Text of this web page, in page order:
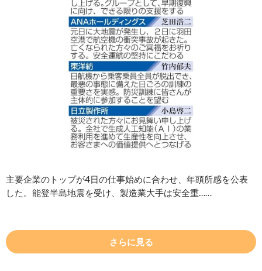
主要企業のトップが4日の仕事始めに合わせ、年頭所感を公表
した。能登半島地震を受け、製造業大手は安全重……
さらに見る